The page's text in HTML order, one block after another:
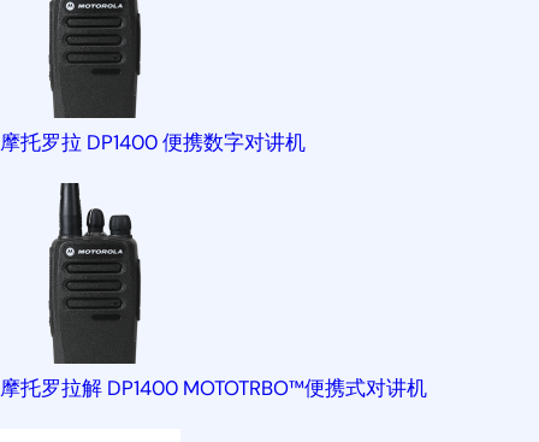
摩托罗拉 DP1400 便携数字对讲机
摩托罗拉解 DP1400 MOTOTRBO™便携式对讲机